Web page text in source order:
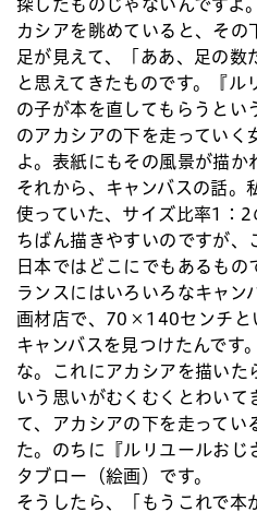
探したものじゃないんですよ
カシアを眺めていると、その
足が見えて、「ああ、足の数
と思えてきたものです。『ル
の子が本を直してもらうとい
のアカシアの下を走っていく
よ。表紙にもその風景が描か
それから、キャンバスの話。
使っていた、サイズ比率1：
ちばん描きやすいのですが、
日本ではどこにでもあるもの
ランスにはいろいろなキャン
画材店で、70×140センチと
キャンバスを見つけたんです
な。これにアカシアを描いた
いう思いがむくむくとわいて
て、アカシアの下を走ってい
た。のちに『ルリユールおじ
タブロー（絵画）です。
そうしたら、「もうこれで本